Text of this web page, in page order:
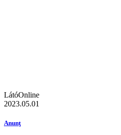
LátóOnline
2023.05.01
Anunţ